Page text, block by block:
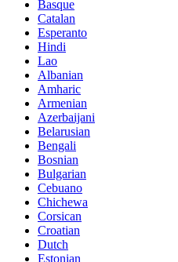
Basque
Catalan
Esperanto
Hindi
Lao
Albanian
Amharic
Armenian
Azerbaijani
Belarusian
Bengali
Bosnian
Bulgarian
Cebuano
Chichewa
Corsican
Croatian
Dutch
Estonian